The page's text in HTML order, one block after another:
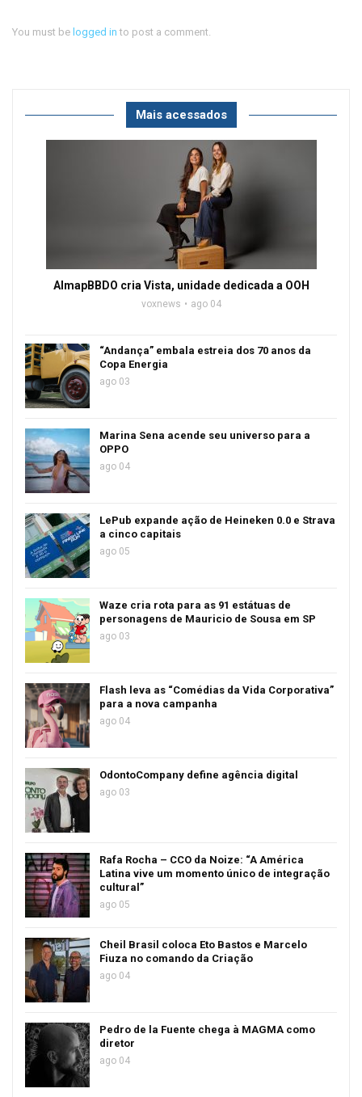
You must be logged in to post a comment.
Mais acessados
AlmapBBDO cria Vista, unidade dedicada a OOH
voxnews ago 04
“Andança” embala estreia dos 70 anos da
Copa Energia
ago 03
Marina Sena acende seu universo para a
OPPO
ago 04
LePub expande ação de Heineken 0.0 e Strava
a cinco capitais
ago 05
Waze cria rota para as 91 estátuas de
personagens de Mauricio de Sousa em SP
ago 03
Flash leva as “Comédias da Vida Corporativa”
para a nova campanha
ago 04
OdontoCompany define agência digital
ago 03
Rafa Rocha – CCO da Noize: “A América
Latina vive um momento único de integração
cultural”
ago 05
Cheil Brasil coloca Eto Bastos e Marcelo
Fiuza no comando da Criação
ago 04
Pedro de la Fuente chega à MAGMA como
diretor
ago 04